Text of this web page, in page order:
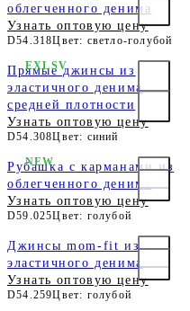
облегченного денима
Узнать оптовую цену
D54.318Цвет: светло-голубой
Прямые джинсы из
эластичного денима
средней плотности
Узнать оптовую цену
D54.308Цвет: синий
EXLSV
Рубашка с карманами из
облегченного денима
Узнать оптовую цену
D59.025Цвет: голубой
NEW
Джинсы mom-fit из
эластичного денима
Узнать оптовую цену
D54.259Цвет: голубой